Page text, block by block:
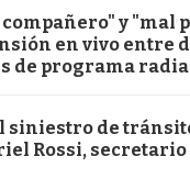
y "mal
en vivo entre
de programa
siniestro de
Rossi,